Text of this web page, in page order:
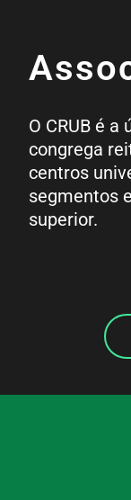
O CRUB é
congrega
centros
segmentos
superior.